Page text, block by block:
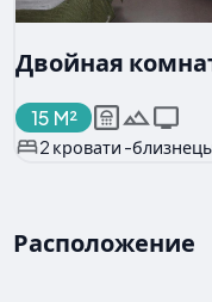
Двойная
15 M²
2 кровати -
Расположение